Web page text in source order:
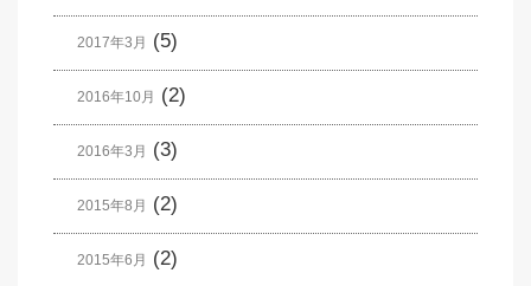
2017年3月 (5)
2016年10月 (2)
2016年3月 (3)
2015年8月 (2)
2015年6月 (2)